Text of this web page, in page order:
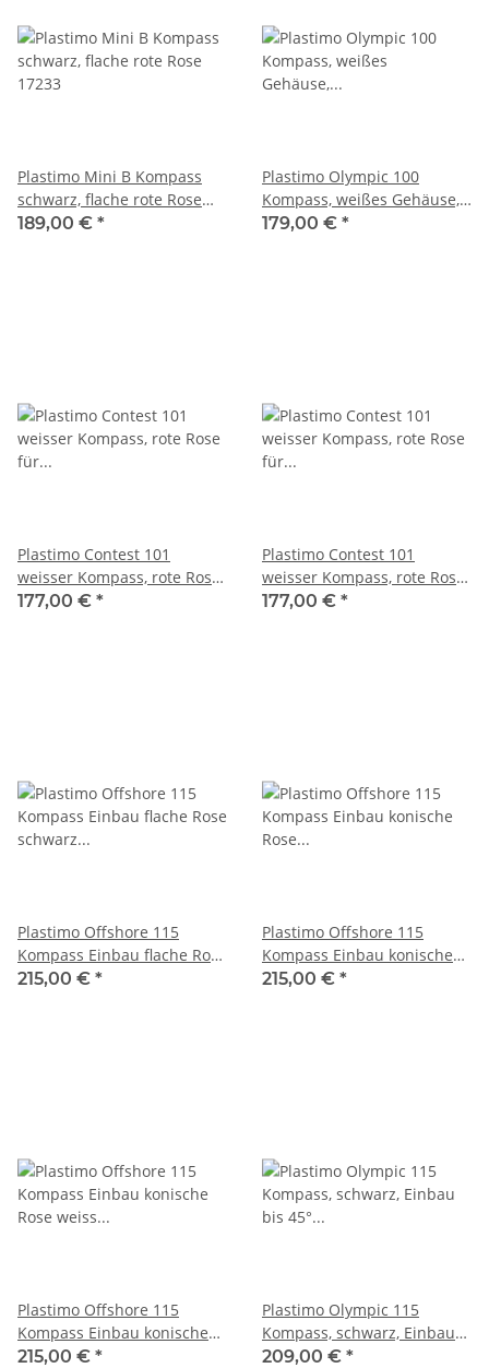
Plastimo Mini B Kompass
schwarz, flache rote Rose
17233
189,00 € *
Plastimo Olympic 100
Kompass, weißes Gehäuse,
konische schwarze Rose
179,00 € *
Plastimo Contest 101
weisser Kompass, rote Rose
für 10-25° geneigtes Schott
177,00 € *
Plastimo Contest 101
weisser Kompass, rote Rose
für gerades Schott 64417
177,00 € *
Plastimo Offshore 115
Kompass Einbau flache Rose
schwarz mit Beleuchtung
215,00 € *
Plastimo Offshore 115
Kompass Einbau konische
Rose schwarz mit
215,00 € *
Plastimo Offshore 115
Kompass Einbau konische
Rose weiss mit Beleuchtung
215,00 € *
Plastimo Olympic 115
Kompass, schwarz, Einbau
bis 45° geneigt, schwarze
209,00 € *